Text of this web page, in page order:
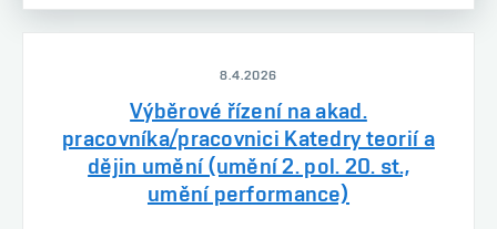
8.4.2026
Výběrové řízení na akad.
pracovníka/pracovnici Katedry teorií a
dějin umění (umění 2. pol. 20. st.,
umění performance)